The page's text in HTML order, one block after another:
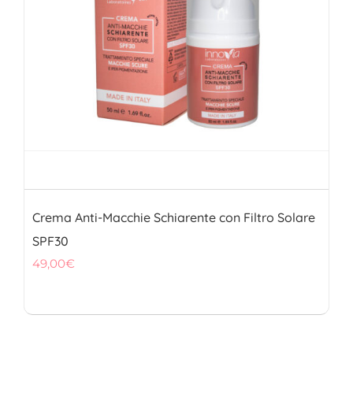
Crema Anti-Macchie Schiarente con Filtro Solare
SPF30
49,00€